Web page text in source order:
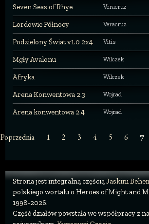
Seven Seas of Rhye Veracruz
Lordowie Północy Veracruz
Podzielony Świat v1.0 2x4 Vitis
Mgły Avalonu Wilczek
Afryka Wilczek
Arena Konwentowa 2.3 Wojrad
Arena konwentowa 2.4 Wojrad
Poprzednia 1 2 3 4 5 6 7
Strona jest integralną częściąJaskini
polskiego wortalu o Heroes of Might and
1998-2026.
Część działów powstała we współpracy z